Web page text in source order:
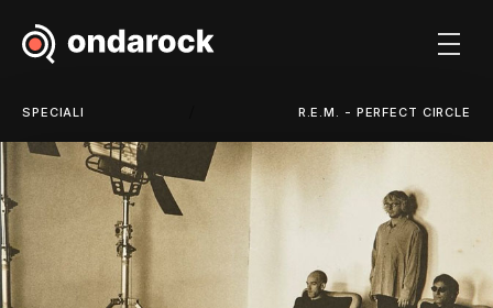
SPECIALI R.E.M. - PERFECT CIRCLE